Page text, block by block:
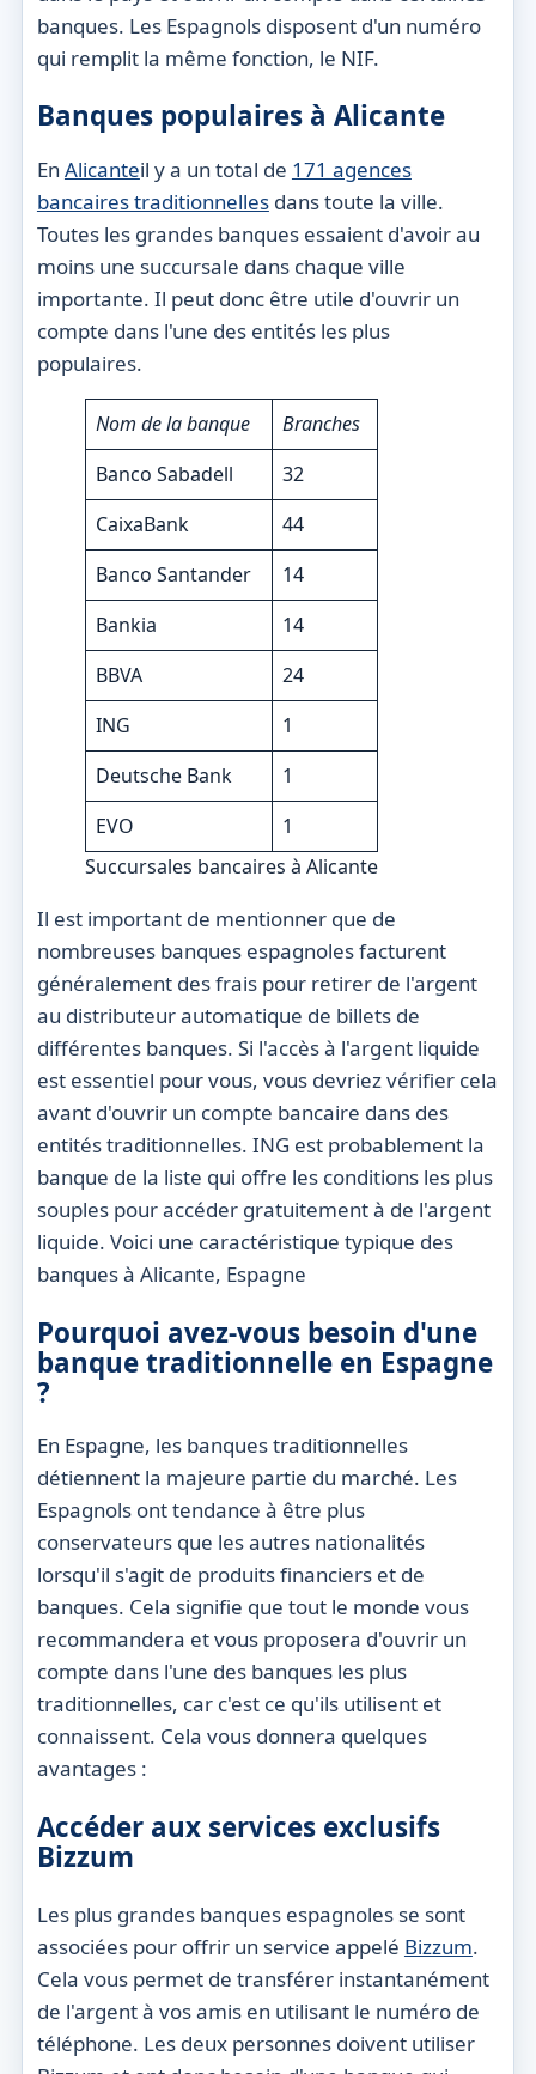
banques. Les Espagnols disposent d'un numéro
qui remplit la même fonction, le NIF.
Banques populaires à Alicante
En Alicanteil y a un total de 171 agences
bancaires traditionnellesdans toute la ville.
Toutes les grandes banques essaient d'avoir au
moins une succursale dans chaque ville
importante. Il peut donc être utile d'ouvrir un
compte dans l'une des entités les plus
populaires.
Nom de la banque
Branches
Banco Sabadell
32
CaixaBank
44
Banco Santander
14
Bankia
14
BBVA
24
ING
1
Deutsche Bank
1
EVO
1
Succursales bancaires à Alicante
Il est important de mentionner que de
nombreuses banques espagnoles facturent
généralement des frais pour retirer de l'argent
au distributeur automatique de billets de
différentes banques. Si l'accès à l'argent liquide
est essentiel pour vous, vous devriez vérifier cela
avant d'ouvrir un compte bancaire dans des
entités traditionnelles. ING est probablement la
banque de la liste qui offre les conditions les plus
souples pour accéder gratuitement à de l'argent
liquide. Voici une caractéristique typique des
banques à Alicante, Espagne
Pourquoi avez-vous besoin d'une
banque traditionnelle en Espagne
?
En Espagne, les banques traditionnelles
détiennent la majeure partie du marché. Les
Espagnols ont tendance à être plus
conservateurs que les autres nationalités
lorsqu'il s'agit de produits financiers et de
banques. Cela signifie que tout le monde vous
recommandera et vous proposera d'ouvrir un
compte dans l'une des banques les plus
traditionnelles, car c'est ce qu'ils utilisent et
connaissent. Cela vous donnera quelques
avantages :
Accéder aux services exclusifs
Bizzum
Les plus grandes banques espagnoles se sont
associées pour offrir un service appelé Bizzum.
Cela vous permet de transférer instantanément
de l'argent à vos amis en utilisant le numéro de
téléphone. Les deux personnes doivent utiliser